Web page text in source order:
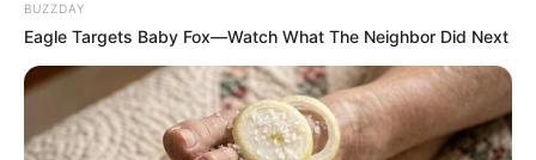
BUZZDAY
Eagle Targets Baby Fox—Watch What The Neighbor Did Next